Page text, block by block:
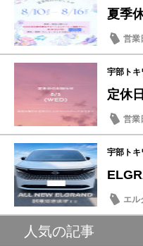
夏季
営業
宇部トキ
定休
営業
宇部トキ
エル
人気の記事